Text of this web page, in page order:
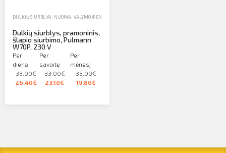
DULKIŲ SIURBLIAI NUOMA VALYMO ĮRENGINIAI
Dulkių siurblys, pramoninis,
šlapio siurbimo, Pulmann
W70P, 230 V
Per
dieną
33.00€
26.40€
Per
savaitę
33.00€
23.10€
Per
mėnesį
33.00€
19.80€